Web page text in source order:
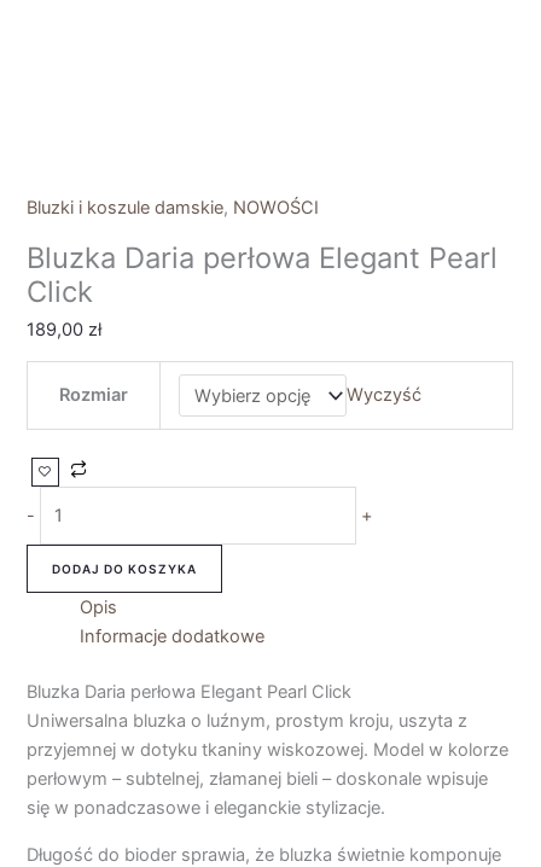
Bluzki i koszule damskie, NOWOŚCI
Bluzka Daria perłowa Elegant Pearl
Click
189,00zł
Rozmiar Wyczyść
- +
DODAJ DO KOSZYKA
Opis
Informacje dodatkowe
Bluzka Daria perłowa Elegant Pearl Click
Uniwersalna bluzka o luźnym, prostym kroju, uszyta z
przyjemnej w dotyku tkaniny wiskozowej. Model w kolorze
perłowym – subtelnej, złamanej bieli – doskonale wpisuje
się w ponadczasowe i eleganckie stylizacje.
Długość do bioder sprawia, że bluzka świetnie komponuje